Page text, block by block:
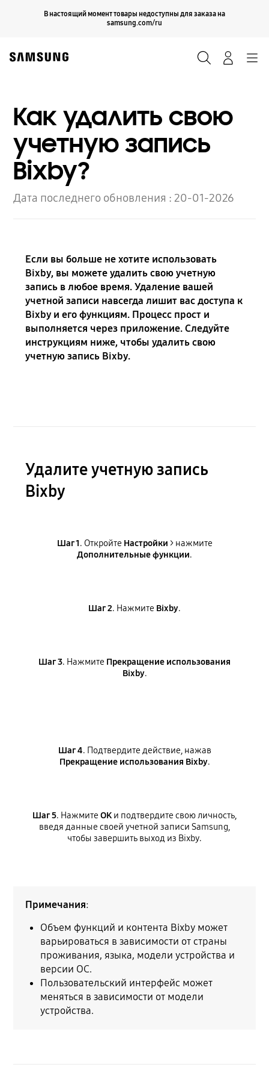
В настоящий момент товары недоступны для заказа на
samsung.com/ru
Продолжить
Как удалить свою
учетную запись
Bixby?
Дата последнего обновления :20-01-2026
Если вы больше не хотите использовать
Bixby, вы можете удалить свою учетную
запись в любое время. Удаление вашей
учетной записи навсегда лишит вас доступа к
Bixby и его функциям. Процесс прост и
выполняется через приложение. Следуйте
инструкциям ниже, чтобы удалить свою
учетную запись Bixby.
Удалите учетную запись
Bixby
Шаг 1. Откройте Настройки > нажмите
Дополнительные функции.
Шаг 2. Нажмите Bixby.
Шаг 3. Нажмите Прекращение использования
Bixby.
Шаг 4. Подтвердите действие, нажав
Прекращение использования Bixby.
Шаг 5. НажмитеОK и подтвердите свою личность,
введя данные своей учетной записи Samsung,
чтобы завершить выход из Bixby.
Примечания:
Объем функций и контента Bixby может
варьироваться в зависимости от страны
проживания, языка, модели устройства и
версии ОС.
Пользовательский интерфейс может
меняться в зависимости от модели
устройства.